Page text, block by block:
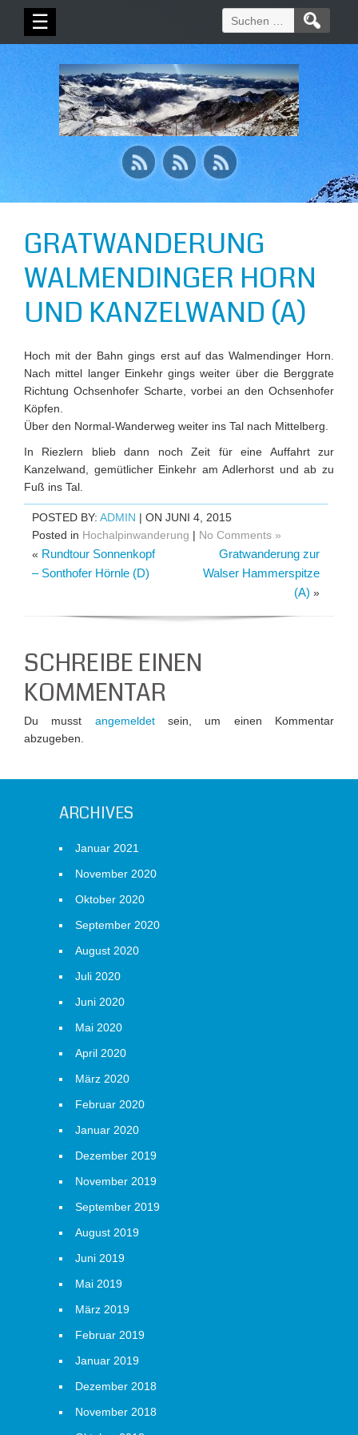
☰
Suchen
nach:
GRATWANDERUNG
WALMENDINGER HORN
UND KANZELWAND (A)
Hoch mit der Bahn gings erst auf das Walmendinger Horn.
Nach mittel langer Einkehr gings weiter über die Berggrate
Richtung Ochsenhofer Scharte, vorbei an den Ochsenhofer
Köpfen.
Über den Normal-Wanderweg weiter ins Tal nach Mittelberg.
In Riezlern blieb dann noch Zeit für eine Auffahrt zur
Kanzelwand, gemütlicher Einkehr am Adlerhorst und ab zu
Fuß ins Tal.
POSTED BY: ADMIN | ON JUNI 4, 2015
Posted in Hochalpinwanderung | No Comments »
« Rundtour Sonnenkopf
– Sonthofer Hörnle (D)
Gratwanderung zur
Walser Hammerspitze
(A) »
SCHREIBE EINEN
KOMMENTAR
Du musst angemeldetsein, um einen Kommentar
abzugeben.
ARCHIVES
Januar 2021
November 2020
Oktober 2020
September 2020
August 2020
Juli 2020
Juni 2020
Mai 2020
April 2020
März 2020
Februar 2020
Januar 2020
Dezember 2019
November 2019
September 2019
August 2019
Juni 2019
Mai 2019
März 2019
Februar 2019
Januar 2019
Dezember 2018
November 2018